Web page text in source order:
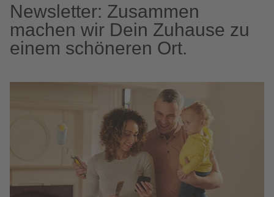
Newsletter: Zusammen
machen wir Dein Zuhause zu
einem schöneren Ort.